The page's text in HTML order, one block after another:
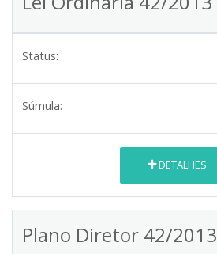
Status:
Súmula:
DETALHES
Plano Diretor 42/2013